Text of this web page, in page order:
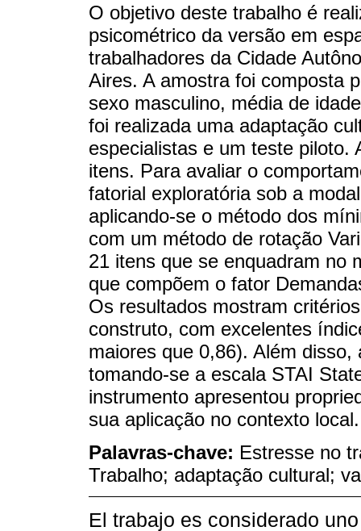
O objetivo deste trabalho é
psicométrico da versão em
trabalhadores da Cidade
Aires. A amostra foi composta
sexo masculino, média de
foi realizada uma adaptação
especialistas e um teste piloto.
itens. Para avaliar o
fatorial exploratória sob a
aplicando-se o método dos
com um método de rotação
21 itens que se enquadram no
que compõem o fator
Os resultados mostram
construto, com excelentes
maiores que 0,86). Além
tomando-se a escala STAI
instrumento apresentou
sua aplicação no contexto local.
Palavras-chave: Estresse no
Trabalho; adaptação cultural;
El trabajo es considerado